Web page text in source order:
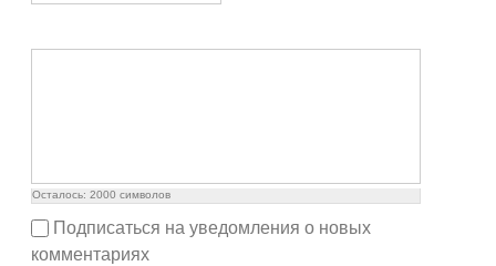
Осталось: 2000 символов
Подписаться на уведомления о новых
комментариях